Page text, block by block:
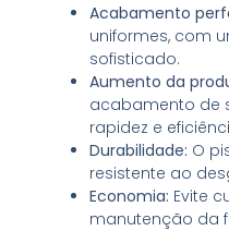
Acabamento
uniformes, com
sofisticado.
Aumento da
acabamento de
rapidez e
Durabilidade: O
resistente ao
Economia: Evite
manutenção da